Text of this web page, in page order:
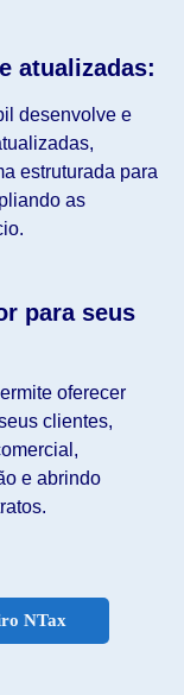
atualizadas:
desenvolve e
estruturada para
as
para seus
oferecer
clientes,
e abrindo
NTax